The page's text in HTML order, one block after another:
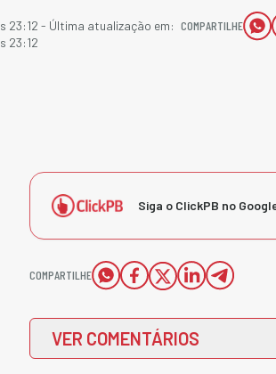
23:12 - Última atualização em:
23:12
COMPARTILHE
Siga o ClickPB no
COMPARTILHE
VER COMENTÁRIOS